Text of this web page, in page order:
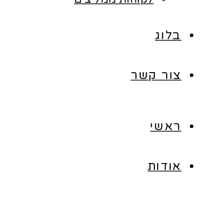
בלוג
צור קשר
ראשי
אודות